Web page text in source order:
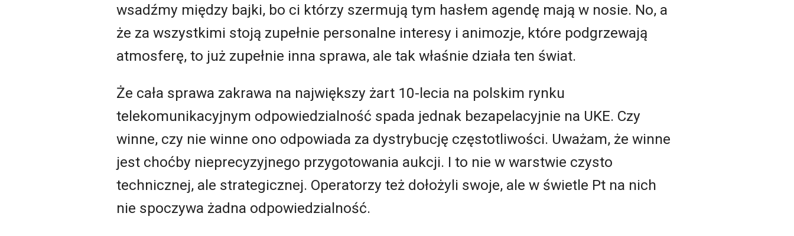
wsadźmy między bajki, bo ci którzy szermują tym hasłem agendę mają w nosie. No, a
że za wszystkimi stoją zupełnie personalne interesy i animozje, które podgrzewają
atmosferę, to już zupełnie inna sprawa, ale tak właśnie działa ten świat.
Że cała sprawa zakrawa na największy żart 10-lecia na polskim rynku
telekomunikacyjnym odpowiedzialność spada jednak bezapelacyjnie na UKE. Czy
winne, czy nie winne ono odpowiada za dystrybucję częstotliwości. Uważam, że winne
jest choćby nieprecyzyjnego przygotowania aukcji. I to nie w warstwie czysto
technicznej, ale strategicznej. Operatorzy też dołożyli swoje, ale w świetle Pt na nich
nie spoczywa żadna odpowiedzialność.